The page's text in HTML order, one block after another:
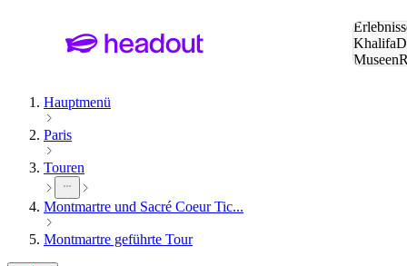
Khalifa
Museen
Hauptmenü
Paris
Touren
Montmartre und Sacré Coeur Tic...
Montmartre geführte Tour